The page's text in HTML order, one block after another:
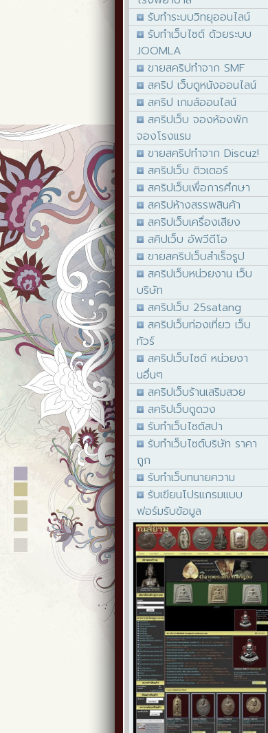
รับทำระบบวิทยุออนไลน์
รับทำเว็บไซต์ ด้วยระบบ
JOOMLA
ขายสคริปทำจาก SMF
สคริป เว็บดูหนังออนไลน์
สคริป เกมส์ออนไลน์
สคริปเว็บ จองห้องพัก
จองโรงแรม
ขายสคริปทำจาก Discuz!
สคริปเว็บ ติวเตอร์
สคริปเว็บเพื่อการศึกษา
สคริปห้างสรรพสินค้า
สคริปเว็บเครื่องเสียง
สคิปเว็บ อัพวีดีโอ
ขายสคริปเว็บสำเร็จรูป
สคริปเว็บหน่วยงาน เว็บ
บริษัท
สคริปเว็บ 25satang
สคริปเว็บท่องเที่ยว เว็บ
ทัวร์
สคริปเว็บไซต์ หน่วยงา
นอื่นๆ
สคริปเว็บร้านเสริมสวย
สคริปเว็บดูดวง
รับทำเว็บไซต์สปา
รับทำเว็บไซต์บริษัท ราคา
ถูก
รับทำเว็บทนายความ
รับเขียนโปรแกรมแบบ
ฟอร์มรับข้อมูล